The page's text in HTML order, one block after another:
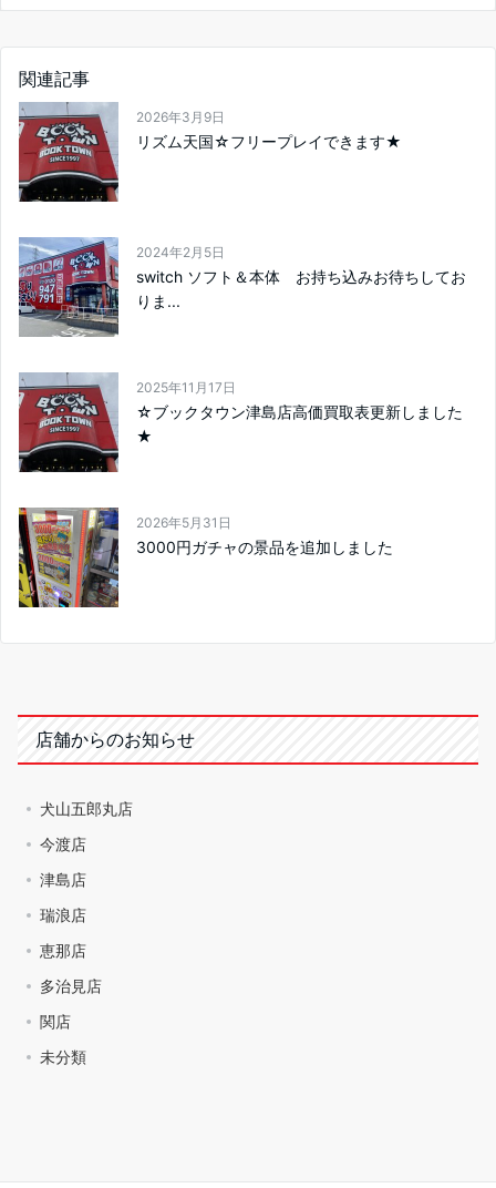
関連記事
2026年3月9日
リズム天国☆フリープレイできます★
2024年2月5日
switch ソフト＆本体 お持ち込みお待ちしてお
りま...
2025年11月17日
☆ブックタウン津島店高価買取表更新しました
★
2026年5月31日
3000円ガチャの景品を追加しました
店舗からのお知らせ
犬山五郎丸店
今渡店
津島店
瑞浪店
恵那店
多治見店
関店
未分類